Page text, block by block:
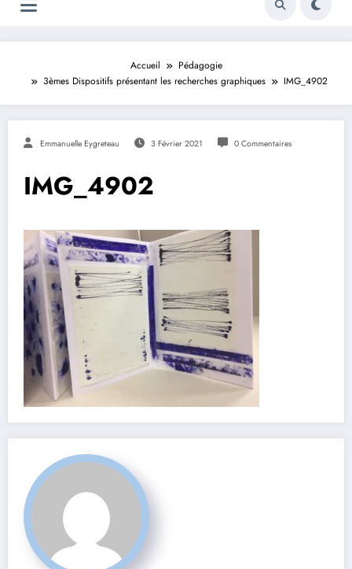
Accueil
Pédagogie
3èmes Dispositifs présentant les recherches graphiques
IMG_4902
Emmanuelle Eygreteau 3 Février 2021 0 Commentaires
IMG_4902